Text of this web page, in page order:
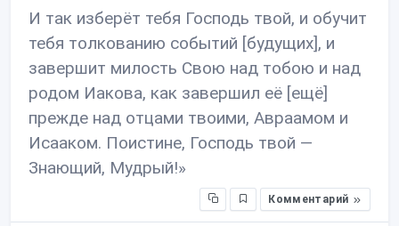
И так изберёт тебя Господь твой, и обучит
тебя толкованию событий [будущих], и
завершит милость Свою над тобою и над
родом Иакова, как завершил её [ещё]
прежде над отцами твоими, Авраамом и
Исааком. Поистине, Господь твой —
Знающий, Мудрый!»
Комментарий